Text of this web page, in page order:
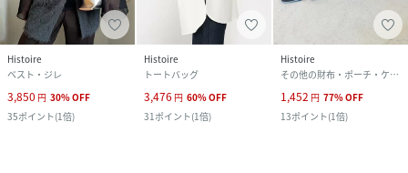
Histoire
ベスト・ジレ
3,850 円 30%OFF
35ポイント(1倍)
Histoire
トートバッグ
3,476 円 60%OFF
31ポイント(1倍)
Histoire
その他の財布・ポーチ・ケース
1,452 円 77%OFF
13ポイント(1倍)